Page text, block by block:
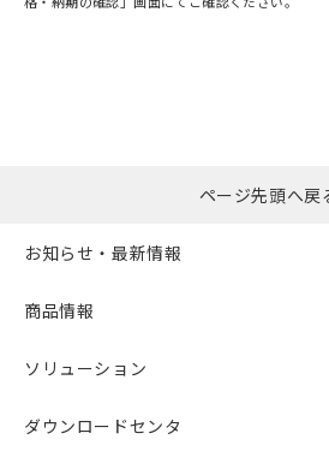
この製品のRoHS/
ページ先頭へ戻
お知らせ・最新情報
商品情報
ソリューション
ダウンロードセンタ